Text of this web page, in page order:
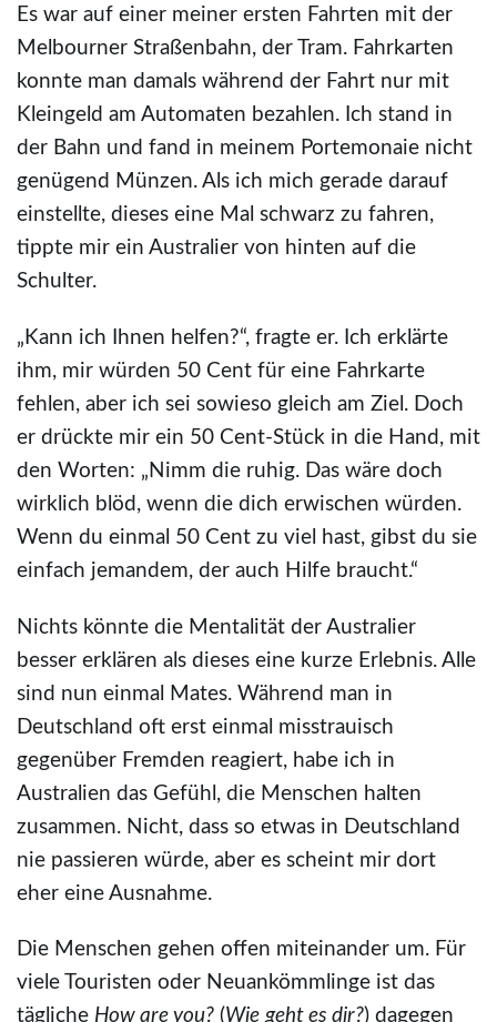
Es war auf einer meiner ersten Fahrten mit der
Melbourner Straßenbahn, der Tram. Fahrkarten
konnte man damals während der Fahrt nur mit
Kleingeld am Automaten bezahlen. Ich stand in
der Bahn und fand in meinem Portemonaie nicht
genügend Münzen. Als ich mich gerade darauf
einstellte, dieses eine Mal schwarz zu fahren,
tippte mir ein Australier von hinten auf die
Schulter.
„Kann ich Ihnen helfen?“, fragte er. Ich erklärte
ihm, mir würden 50 Cent für eine Fahrkarte
fehlen, aber ich sei sowieso gleich am Ziel. Doch
er drückte mir ein 50 Cent-Stück in die Hand, mit
den Worten: „Nimm die ruhig. Das wäre doch
wirklich blöd, wenn die dich erwischen würden.
Wenn du einmal 50 Cent zu viel hast, gibst du sie
einfach jemandem, der auch Hilfe braucht.“
Nichts könnte die Mentalität der Australier
besser erklären als dieses eine kurze Erlebnis. Alle
sind nun einmal Mates. Während man in
Deutschland oft erst einmal misstrauisch
gegenüber Fremden reagiert, habe ich in
Australien das Gefühl, die Menschen halten
zusammen. Nicht, dass so etwas in Deutschland
nie passieren würde, aber es scheint mir dort
eher eine Ausnahme.
Die Menschen gehen offen miteinander um. Für
viele Touristen oder Neuankömmlinge ist das
tägliche How are you? (Wie geht es dir?) dagegen